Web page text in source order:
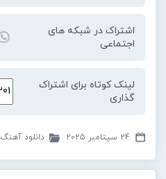
اشتراک در شبکه های
اجتماعی
لینک کوتاه برای اشتراک
گذاری
24 سپتامبر 2025 دانلود آهنگ